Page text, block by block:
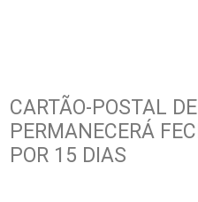
CARTÃO-POSTAL
PERMANECERÁ
POR 15 DIAS